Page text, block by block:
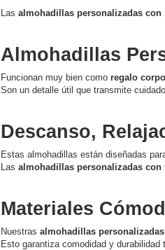
Las almohadillas personalizadas con
Almohadillas
Funcionan muy bien como regalo
Son un detalle útil que transmite
Descanso,
Estas almohadillas están diseñadas
Las almohadillas personalizadas con
Materiales
Nuestras almohadillas personalizadas
Esto garantiza comodidad y durabilidad